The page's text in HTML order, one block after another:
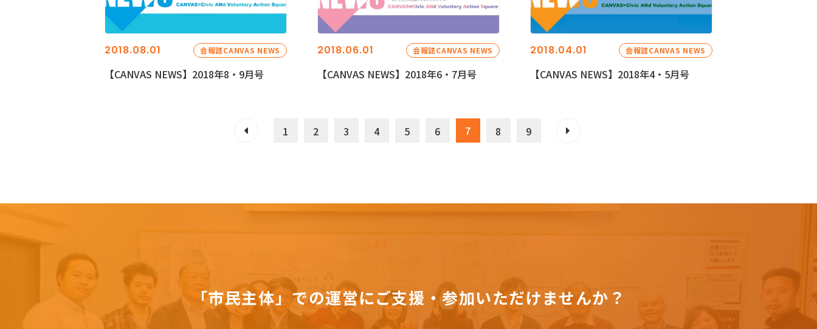
2018.08.01 会報誌CANVAS NEWS
【CANVAS NEWS】2018年8・9月号
2018.06.01 会報誌CANVAS NEWS
【CANVAS NEWS】2018年6・7月号
2018.04.01 会報誌CANVAS NEWS
【CANVAS NEWS】2018年4・5月号
1 2 3 4 5 6 7 8 9
「市民主体」での運営にご支援・参加いただけませんか？